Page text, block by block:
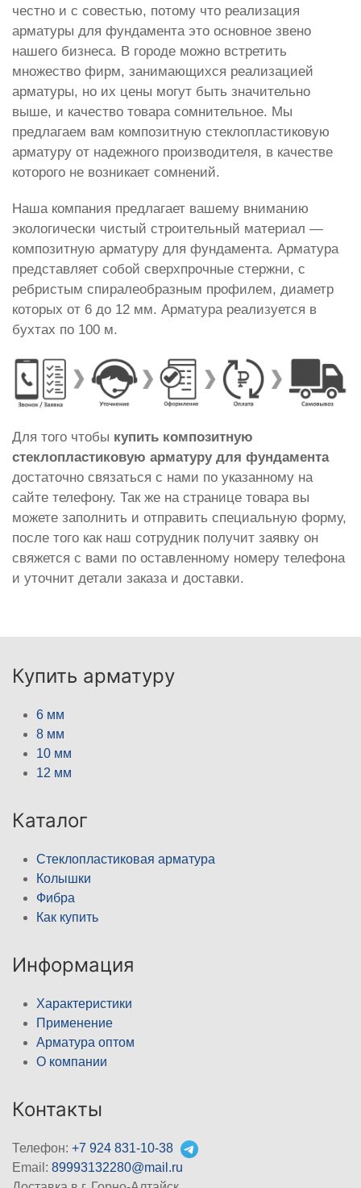
честно и с совестью, потому что реализация
арматуры для фундамента это основное звено
нашего бизнеса. В городе можно встретить
множество фирм, занимающихся реализацией
арматуры, но их цены могут быть значительно
выше, и качество товара сомнительное. Мы
предлагаем вам композитную стеклопластиковую
арматуру от надежного производителя, в качестве
которого не возникает сомнений.
Наша компания предлагает вашему вниманию
экологически чистый строительный материал —
композитную арматуру для фундамента. Арматура
представляет собой сверхпрочные стержни, с
ребристым спиралеобразным профилем, диаметр
которых от 6 до 12 мм. Арматура реализуется в
бухтах по 100 м.
Для того чтобы купить композитную
стеклопластиковую арматуру для фундамента
достаточно связаться с нами по указанному на
сайте телефону. Так же на странице товара вы
можете заполнить и отправить специальную форму,
после того как наш сотрудник получит заявку он
свяжется с вами по оставленному номеру телефона
и уточнит детали заказа и доставки.
Купить арматуру
6 мм
8 мм
10 мм
12 мм
Каталог
Стеклопластиковая арматура
Колышки
Фибра
Как купить
Информация
Характеристики
Применение
Арматура оптом
О компании
Контакты
Телефон: +7 924 831-10-38
Email: 89993132280@mail.ru